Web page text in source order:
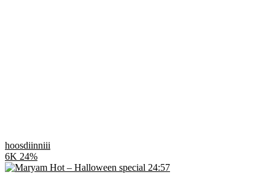
hoosdiinniii
6K 24%
24:57